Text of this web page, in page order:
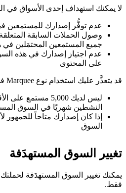
لا يمكنك استهداف إحدى الأسواق في
عدم توفُّر إصدارك للمستمعين
وصول الحملات السابقة المتعلقة
جميع المستمعين المحتمَلين
عدم اجتياز إصدارك في هذه
على المحتوى
قد يتعذَّر عليك استخدام نوع Marquee في الحالات الآتية:
ليس لديك 5,000
النشطين شهريًا في السوق
السوق
تغيير السوق المستهدَفة
يمكنك تغيير السوق المستهدَفة لحملتك
فقط.